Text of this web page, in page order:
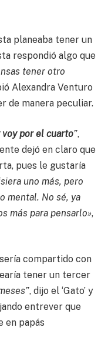
planeaba tener un
respondió algo que
tener otro
Alexandra Venturo
de manera peculiar.
voy por el cuarto”,
dejó en claro que
pues le gustaría
uno más, pero
mental. No sé, ya
más para pensarlo»,
compartido con
tener un tercer
, dijo el ‘Gato’ y
entrever que
en papás